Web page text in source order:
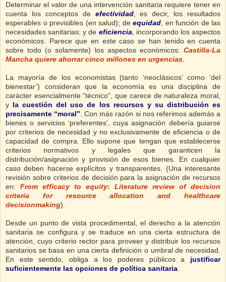
Determinar el valor de una intervención sanitaria requiere tener en
cuenta los conceptos de efectividad, es decir, los resultados
esperables o previsibles (en salud); de equidad , en función de las
necesidades sanitarias; y de eficiencia , incorporando los aspectos
económicos. Parece que en este caso se han tenido en cuenta
sobre todo (o solamente) los aspectos económicos: Castilla-La
Mancha quiere ahorrar cinco millones en urgencias
La mayoría de los economistas (tanto ‘neoclásicos’ como ‘del
bienestar’) consideran que la economía es una disciplina de
carácter esencialmente “técnico”, que carece de naturaleza moral,
y la cuestión del uso de los recursos y su distribución es
precisamente “moral” . Con más razón si nos referimos además a
bienes o servicios ‘preferentes’, cuya asignación debería guiarse
por criterios de necesidad y no exclusivamente de eficiencia o de
capacidad de compra. Ello supone que tengan que establecerse
criterios normativos y legales que garanticen la
distribución/asignación y provisión de esos bienes. En cualquier
caso deben hacerse explícitos y transparentes. (Una interesante
revisión sobre criterios de decisión para la asignación de recursos
en: From efficacy to equity: Literature review of decision
criteria for resource allocation and healthcare
decisionmaking).
Desde un punto de vista procedimental, el derecho a la atención
sanitaria se configura y se traduce en una cierta estructura de
atención, cuyo criterio rector para proveer y distribuir los recursos
sanitarios se basa en una cierta definición o umbral de necesidad.
En este sentido, obliga a los poderes públicos a justificar
suficientemente las opciones de política sanitaria